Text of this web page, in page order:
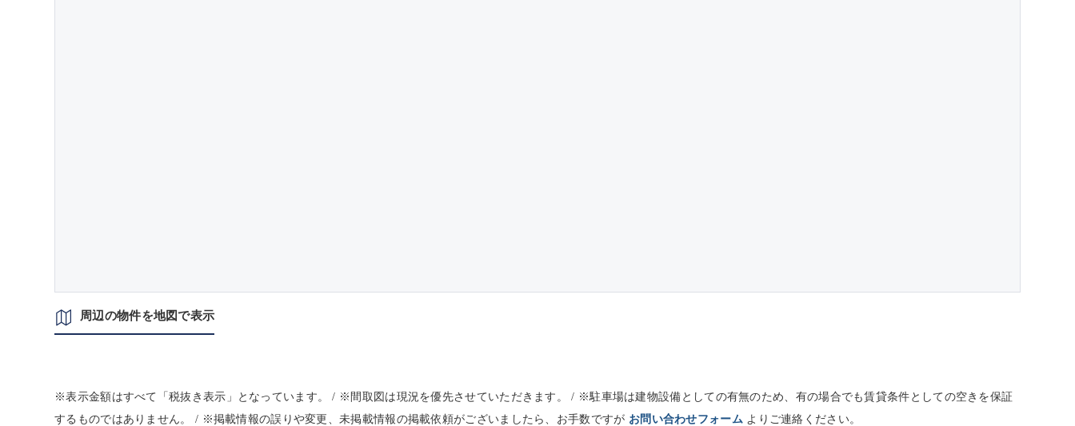
周辺の物件を地図で表示
※表示金額はすべて「税抜き表示」となっています。 / ※間取図は現況を優先させていただきます。 / ※駐車場は建物設備としての有無のため、有の場合でも賃貸条件としての空きを保証
するものではありません。 / ※掲載情報の誤りや変更、未掲載情報の掲載依頼がございましたら、お手数ですが お問い合わせフォーム よりご連絡ください。